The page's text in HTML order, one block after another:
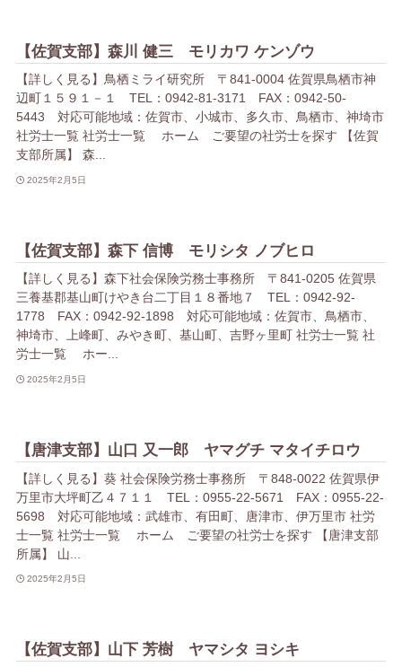
【佐賀支部】森川 健三 モリカワ ケンゾウ
【詳しく見る】鳥栖ミライ研究所 〒841-0004 佐賀県鳥栖市神
辺町１５９１－１ TEL：0942-81-3171 FAX：0942-50-
5443 対応可能地域：佐賀市、小城市、多久市、鳥栖市、神埼市
社労士一覧 社労士一覧 ホーム ご要望の社労士を探す 【佐賀
支部所属】 森...
2025年2月5日
【佐賀支部】森下 信博 モリシタ ノブヒロ
【詳しく見る】森下社会保険労務士事務所 〒841-0205 佐賀県
三養基郡基山町けやき台二丁目１８番地７ TEL：0942-92-
1778 FAX：0942-92-1898 対応可能地域：佐賀市、鳥栖市、
神埼市、上峰町、みやき町、基山町、吉野ヶ里町 社労士一覧 社
労士一覧 ホー...
2025年2月5日
【唐津支部】山口 又一郎 ヤマグチ マタイチロウ
【詳しく見る】葵 社会保険労務士事務所 〒848-0022 佐賀県伊
万里市大坪町乙４７１１ TEL：0955-22-5671 FAX：0955-22-
5698 対応可能地域：武雄市、有田町、唐津市、伊万里市 社労
士一覧 社労士一覧 ホーム ご要望の社労士を探す 【唐津支部
所属】 山...
2025年2月5日
【佐賀支部】山下 芳樹 ヤマシタ ヨシキ